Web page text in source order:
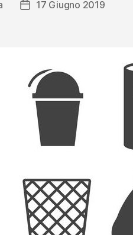
Data17 Giugno 2019